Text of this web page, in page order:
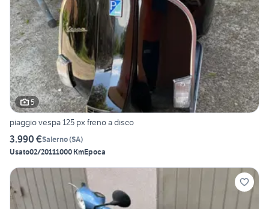
5
piaggio vespa 125 px freno a disco
3.990 €Salerno(SA)
Usato02/20111000 KmEpoca